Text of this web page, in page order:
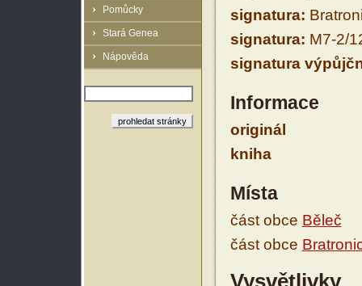
Pomůcky
Stará Genea
Nápověda
signatura:
signatura: M7-2/
signatura
Informace
originál
kniha
Místa
část obce Běleč
část obce